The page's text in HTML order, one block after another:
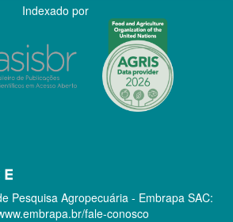
Indexado por
Pesquisa Agropecuária - Embrapa SAC:
fale-conosco